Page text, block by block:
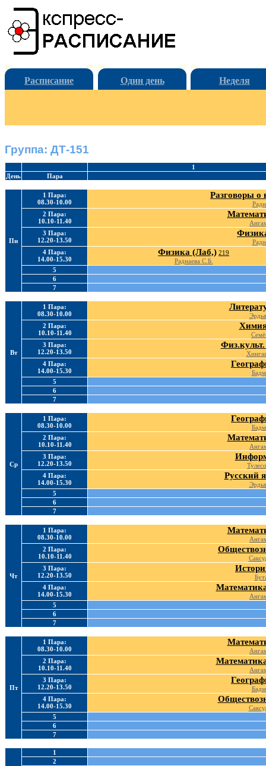
Расписание Один день Неделя
Группа: ДТ-151
1
День
Пара
Пн
1 Пара:
08.30-10.00
Разговоры о
2 Пара:
10.10-11.40
3 Пара:
12.20-13.50
4 Пара:
14.00-15.30
Физика (Лаб,) 219
Раднаева С.Б.
5
6
7
Вт
1 Пара:
08.30-10.00
2 Пара:
10.10-11.40
3 Пара:
12.20-13.50
4 Пара:
14.00-15.30
5
6
7
Ср
1 Пара:
08.30-10.00
2 Пара:
10.10-11.40
3 Пара:
12.20-13.50
4 Пара:
14.00-15.30
Русский
5
6
7
Чт
1 Пара:
08.30-10.00
2 Пара:
10.10-11.40
3 Пара:
12.20-13.50
4 Пара:
14.00-15.30
5
6
7
Пт
1 Пара:
08.30-10.00
2 Пара:
10.10-11.40
3 Пара:
12.20-13.50
4 Пара:
14.00-15.30
5
6
7
1
2